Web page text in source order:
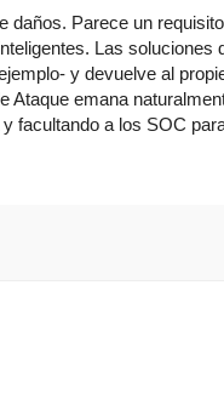
daños. Parece un
Las soluciones
y devuelve al
Ataque emana
facultando a los SOC